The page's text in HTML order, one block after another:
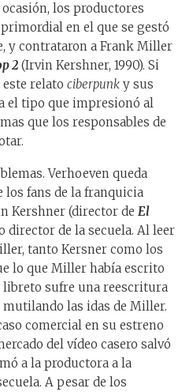
los productores
en el que se gestó
y contrataron a Frank Miller
2 (Irvin Kershner, 1990). Si
relato ciberpunk y sus
el tipo que impresionó al
que los responsables de
Verhoeven queda
los fans de la franquicia
Kershner (director de El
director de la secuela. Al leer
tanto Kersner como los
lo que Miller había escrito
sufre una reescritura
mutilando las idas de Miller.
comercial en su estreno
del vídeo casero salvó
a la productora a la
A pesar de los